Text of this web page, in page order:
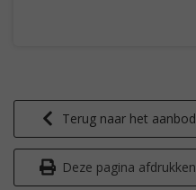
Terug naar het aanbod
Deze pagina afdrukken